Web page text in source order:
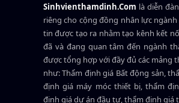
Sinhvienthamdinh.Com là diễn
riêng cho cộng đồng nhân lực ngành
tin được tạo ra nhằm tạo kênh kết
đã và đang quan tâm đến ngành
được tổng hợp với đầy đủ các mảng
như: Thẩm định giá Bất động sản,
định giá máy móc thiết bị, thẩm
định giá dự án đầu tư, thẩm định giá